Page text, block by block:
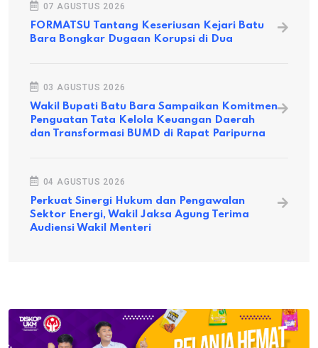
07 AGUSTUS 2026
FORMATSU Tantang Keseriusan Kejari Batu
Bara Bongkar Dugaan Korupsi di Dua
03 AGUSTUS 2026
Wakil Bupati Batu Bara Sampaikan Komitmen
Penguatan Tata Kelola Keuangan Daerah
dan Transformasi BUMD di Rapat Paripurna
04 AGUSTUS 2026
Perkuat Sinergi Hukum dan Pengawalan
Sektor Energi, Wakil Jaksa Agung Terima
Audiensi Wakil Menteri